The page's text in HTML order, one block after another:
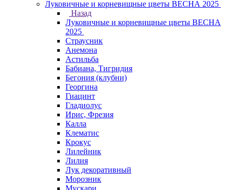
Луковичные и корневищные цветы ВЕСНА 2025
Назад
Луковичные и корневищные цветы ВЕСНА
2025
Страусник
Анемона
Астильба
Бабиана, Тигридия
Бегония (клубни)
Георгина
Гиацинт
Гладиолус
Ирис, Фрезия
Калла
Клематис
Крокус
Лилейник
Лилия
Лук декоративный
Морозник
Мускари